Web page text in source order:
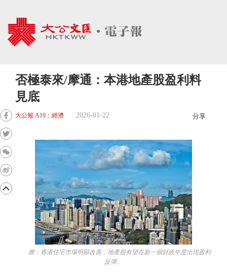
否極泰來/摩通：本港地產股盈利料
見底
大公報 A19：經濟 2026-01-22 分享
圖：香港住宅市場明顯改善，地產股有望在新一個財政年度出現盈利
反彈。